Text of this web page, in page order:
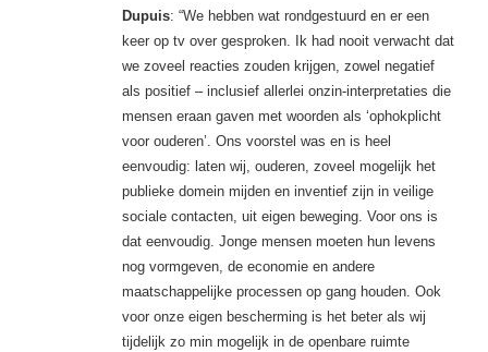
Dupuis: “We hebben wat rondgestuurd en er een
keer op tv over gesproken. Ik had nooit verwacht dat
we zoveel reacties zouden krijgen, zowel negatief
als positief – inclusief ­allerlei onzin-interpretaties die
mensen eraan gaven met woorden als ‘ophokplicht
voor ouderen’. Ons voorstel was en is heel
eenvoudig: laten wij, ouderen, zoveel ­mogelijk het
publieke domein mijden en inventief zijn in veilige
sociale contacten, uit eigen beweging. Voor ons is
dat eenvoudig. Jonge mensen moeten hun levens
nog vormgeven, de economie en andere
maatschappelijke processen op gang houden. Ook
voor onze eigen bescherming is het beter als wij
tijdelijk zo min mogelijk in de openbare ruimte